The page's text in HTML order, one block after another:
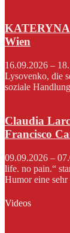
Wien
16.09.2026 –
Lysovenko, die
soziale
Claudia
Francisco
09.09.2026 –
life. no pain.“
Humor eine sehr
Videos